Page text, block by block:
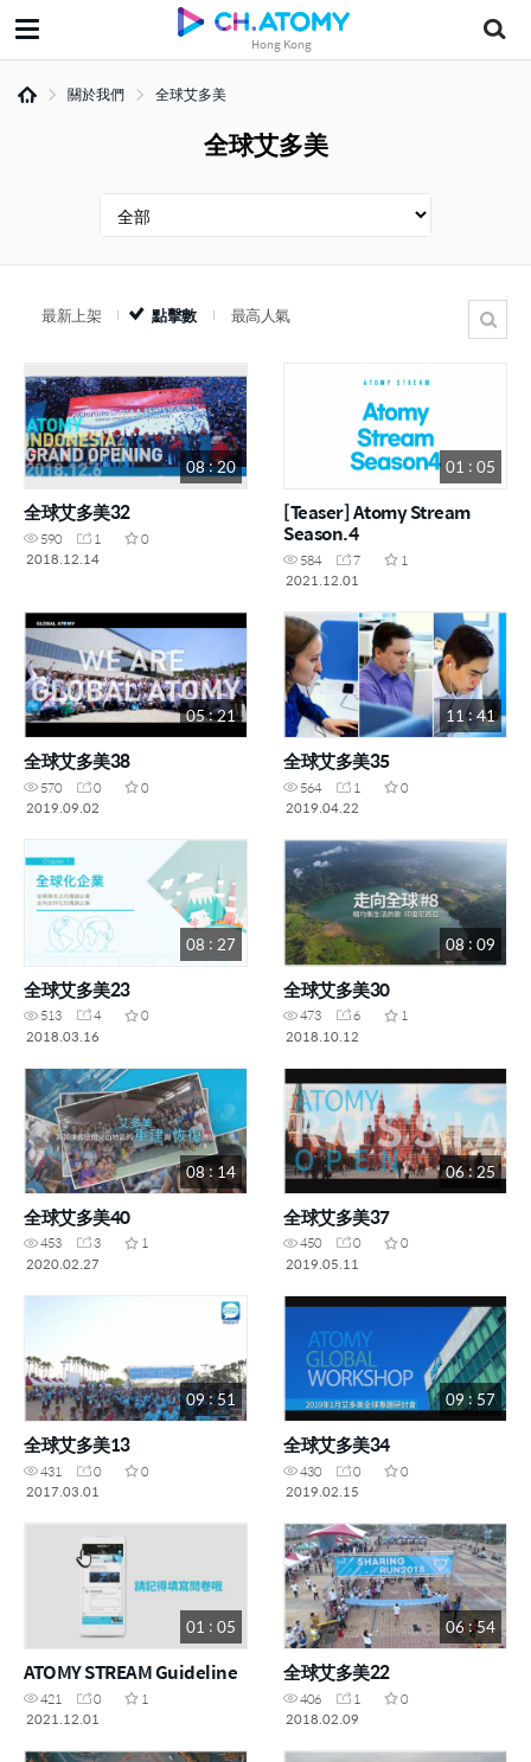
Hong Kong
關於我們 全球艾多美
全球艾多美
最新上架 點擊數 最高人氣
08 : 20
全球艾多美32
590 1
0
2018.12.14
01 : 05
[Teaser] Atomy Stream
Season.4
584 7
1
2021.12.01
05 : 21
全球艾多美38
570 0
0
2019.09.02
11 : 41
全球艾多美35
564 1
0
2019.04.22
08 : 27
全球艾多美23
513 4
0
2018.03.16
08 : 09
全球艾多美30
473 6
1
2018.10.12
08 : 14
全球艾多美40
453 3
1
2020.02.27
06 : 25
全球艾多美37
450 0
0
2019.05.11
09 : 51
全球艾多美13
431 0
0
2017.03.01
09 : 57
全球艾多美34
430 0
0
2019.02.15
01 : 05
ATOMY STREAM Guideline
421 0
1
2021.12.01
06 : 54
全球艾多美22
406 1
0
2018.02.09